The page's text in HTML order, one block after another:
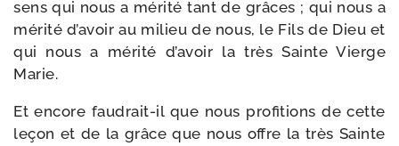
sens qui nous a méri­té tant de grâces ; qui nous a
méri­té d’avoir au milieu de nous, le Fils de Dieu et
qui nous a méri­té d’avoir la très Sainte Vierge
Marie.
Et encore faudrait-​il que nous pro­fi­tions de cette
leçon et de la grâce que nous offre la très Sainte